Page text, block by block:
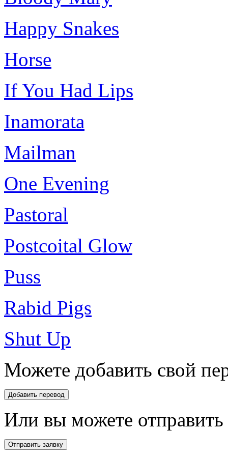
Happy Snakes
Horse
If You Had Lips
Inamorata
Mailman
One Evening
Pastoral
Postcoital Glow
Puss
Rabid Pigs
Shut Up
Можете добавить свой
Или вы можете отправить